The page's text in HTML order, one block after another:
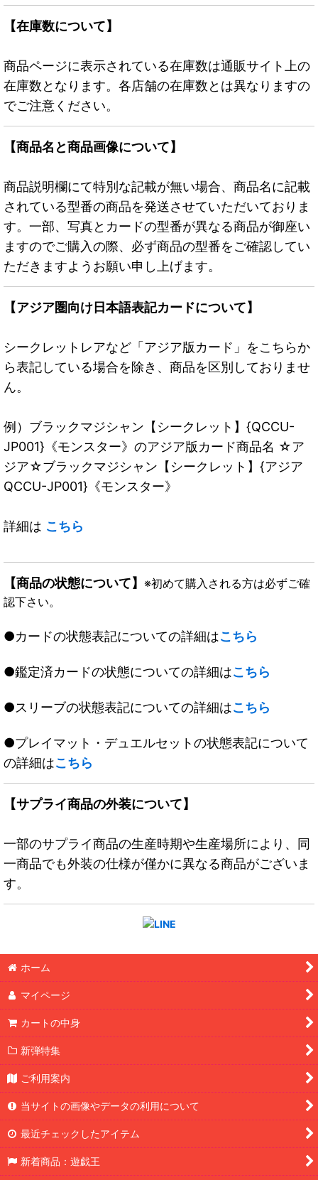
【在庫数について】
商品ページに表示されている在庫数は通販サイト上の
在庫数となります。各店舗の在庫数とは異なりますの
でご注意ください。
【商品名と商品画像について】
商品説明欄にて特別な記載が無い場合、商品名に記載
されている型番の商品を発送させていただいておりま
す。一部、写真とカードの型番が異なる商品が御座い
ますのでご購入の際、必ず商品の型番をご確認してい
ただきますようお願い申し上げます。
【アジア圏向け日本語表記カードについて】
シークレットレアなど「アジア版カード」をこちらか
ら表記している場合を除き、商品を区別しておりませ
ん。
例）ブラックマジシャン【シークレット】{QCCU-
JP001}《モンスター》のアジア版カード商品名 ☆ア
ジア☆ブラックマジシャン【シークレット】{アジア
QCCU-JP001}《モンスター》
詳細は こちら
【商品の状態について】 ※初めて購入される方は必ずご確
認下さい。
●カードの状態表記についての詳細はこちら
●鑑定済カードの状態についての詳細はこちら
●スリーブの状態表記についての詳細はこちら
●プレイマット・デュエルセットの状態表記について
の詳細はこちら
【サプライ商品の外装について】
一部のサプライ商品の生産時期や生産場所により、同
一商品でも外装の仕様が僅かに異なる商品がございま
す。
ホーム
マイページ
カートの中身
新弾特集
ご利用案内
当サイトの画像やデータの利用について
最近チェックしたアイテム
新着商品：遊戯王